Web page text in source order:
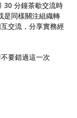
30 分鐘茶歇交流時
是同樣關注組織轉
交流，分享實務經
要錯過這一次